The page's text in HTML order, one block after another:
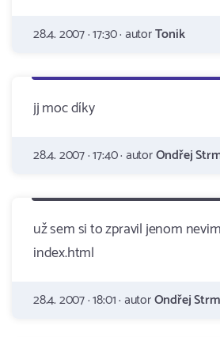
28.4. 2007 · 17:30 · autorTonik
jj moc díky
28.4. 2007 · 17:40 · autorOndřej
už sem si to zpravil jenom
index.html
28.4. 2007 · 18:01 · autorOndřej